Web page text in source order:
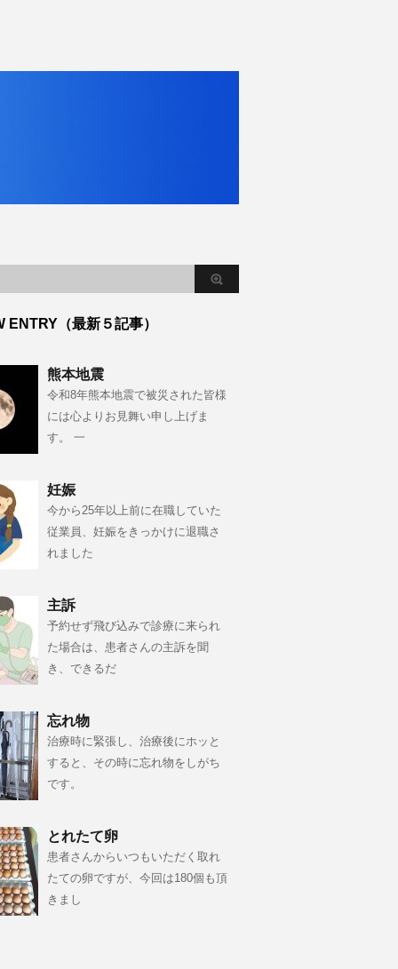
ENTRY（最新５記事）
熊本地震
令和8年熊本地震で被災された皆様
には心よりお見舞い申し上げま
す。 一
妊娠
今から25年以上前に在職していた
従業員、妊娠をきっかけに退職さ
れました
主訴
予約せず飛び込みで診療に来られ
た場合は、患者さんの主訴を聞
き、できるだ
忘れ物
治療時に緊張し、治療後にホッと
すると、その時に忘れ物をしがち
です。
とれたて卵
患者さんからいつもいただく取れ
たての卵ですが、今回は180個も頂
きまし